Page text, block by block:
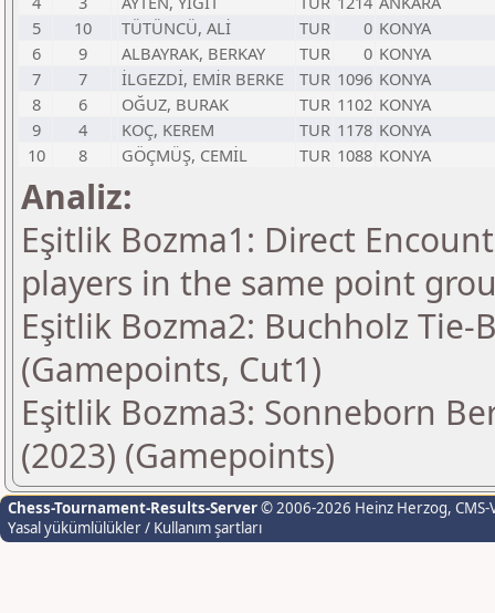
5
10 TÜTÜNCÜ, ALİ TUR 0 KONYA
6
9 ALBAYRAK, BERKAY TUR 0 KONYA
7
7 İLGEZDİ, EMİR BERKE TUR 1096 KONYA
8
6 OĞUZ, BURAK TUR 1102 KONYA
9
4 KOÇ, KEREM TUR 1178 KONYA
10
8 GÖÇMÜŞ, CEMİL TUR 1088 KONYA
Analiz:
Eşitlik Bozma1: Direct
players in the same point
Eşitlik Bozma2: Buchholz Tie-
(Gamepoints, Cut1)
Eşitlik Bozma3: Sonneborn
(2023) (Gamepoints)
Chess-Tournament-Results-Server© 2006-2026 Heinz Herzog,
Yasal yükümlülükler / Kullanım şartları